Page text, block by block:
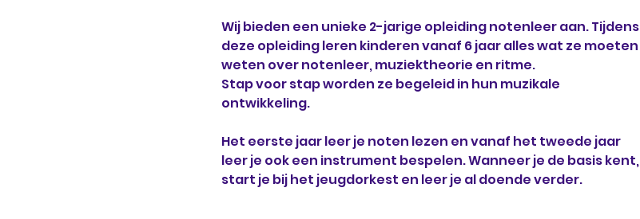
Wij bieden een unieke 2-jarige opleiding notenleer aan. Tijdens
deze opleiding leren kinderen vanaf 6 jaar alles wat ze moeten
weten over notenleer, muziektheorie en ritme.
Stap voor stap worden ze begeleid in hun muzikale
ontwikkeling.
Het eerste jaar leer je noten lezen en vanaf het tweede jaar
leer je ook een instrument bespelen. Wanneer je de basis kent,
start je bij het jeugdorkest en leer je al doende verder.